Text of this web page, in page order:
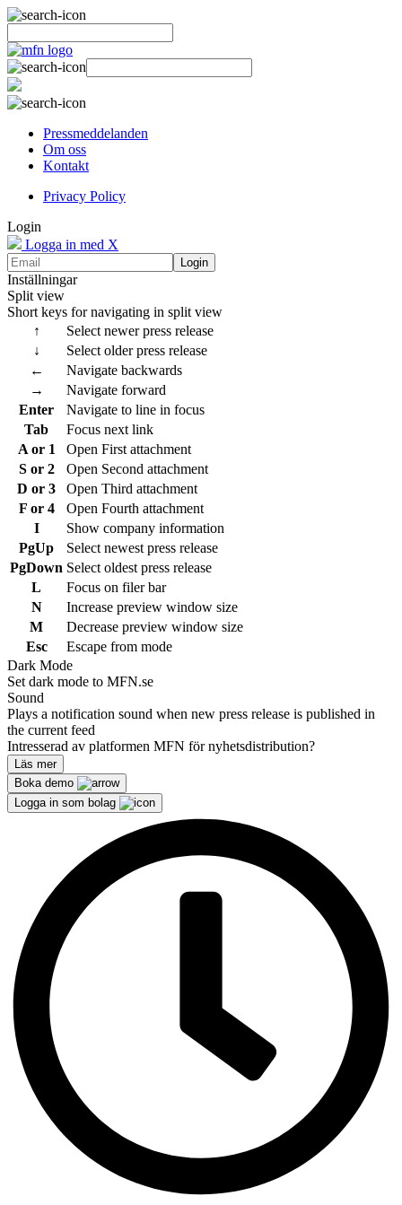
Pressmeddelanden
Om oss
Kontakt
Privacy Policy
Login
Logga in med X
Login
Inställningar
Split view
Short keys for navigating in split view
↑
Select newer press release
↓
Select older press release
←
Navigate backwards
→
Navigate forward
Enter
Navigate to line in focus
Tab
Focus next link
A or 1
Open First attachment
S or 2
Open Second attachment
D or 3
Open Third attachment
F or 4
Open Fourth attachment
I
Show company information
PgUp
Select newest press release
PgDown Select oldest press release
L
Focus on filer bar
N
Increase preview window size
M
Decrease preview window size
Esc
Escape from mode
Dark Mode
Set dark mode to MFN.se
Sound
Plays a notification sound when new press release is published in
the current feed
Intresserad av platformen MFN för nyhetsdistribution?
Läs mer
Boka demo
Logga in som bolag